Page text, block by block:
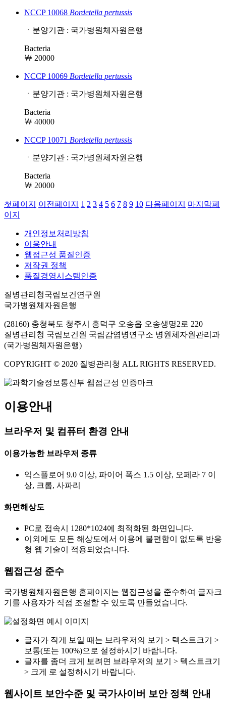
NCCP 10068 Bordetella pertussis
ㆍ분양기관 : 국가병원체자원은행
Bacteria
￦ 20000
NCCP 10069 Bordetella pertussis
ㆍ분양기관 : 국가병원체자원은행
Bacteria
￦ 40000
NCCP 10071 Bordetella pertussis
ㆍ분양기관 : 국가병원체자원은행
Bacteria
￦ 20000
첫페이지 이전페이지 1 2 3 4 5 6 7 8 9 10 다음페이지
마지막페
이지
개인정보처리방침
이용안내
웹접근성 품질인증
저작권 정책
품질경영시스템인증
질병관리청국립보건연구원
국가병원체자원은행
(28160) 충청북도 청주시 흥덕구 오송읍 오송생명2로 220
질병관리청 국립보건원 국립감염병연구소 병원체자원관리과
(국가병원체자원은행)
COPYRIGHT © 2020 질병관리청 ALL RIGHTS RESERVED.
이용안내
브라우저 및 컴퓨터 환경 안내
이용가능한 브라우저 종류
익스플로어 9.0 이상, 파이어 폭스 1.5 이상, 오페라 7 이
상, 크롬, 사파리
화면해상도
PC로 접속시 1280*1024에 최적화된 화면입니다.
이외에도 모든 해상도에서 이용에 불편함이 없도록 반응
형 웹 기술이 적용되었습니다.
웹접근성 준수
국가병원체자원은행 홈페이지는 웹접근성을 준수하여 글자크
기를 사용자가 직접 조절할 수 있도록 만들었습니다.
글자가 작게 보일 때는 브라우저의 보기 > 텍스트크기 >
보통(또는 100%)으로 설정하시기 바랍니다.
글자를 좀더 크게 보려면 브라우저의 보기 > 텍스트크기
> 크게 로 설정하시기 바랍니다.
웹사이트 보안수준 및 국가사이버 보안 정책 안내